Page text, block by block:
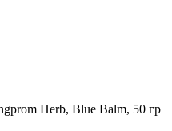
Herb, Blue Balm, 50 гр